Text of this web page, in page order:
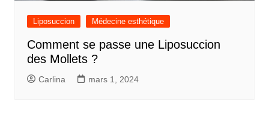
Liposuccion Médecine esthétique
Comment se passe une Liposuccion
des Mollets ?
Carlina mars 1, 2024